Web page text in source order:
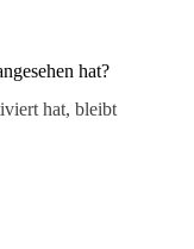
hat?
hat, bleibt